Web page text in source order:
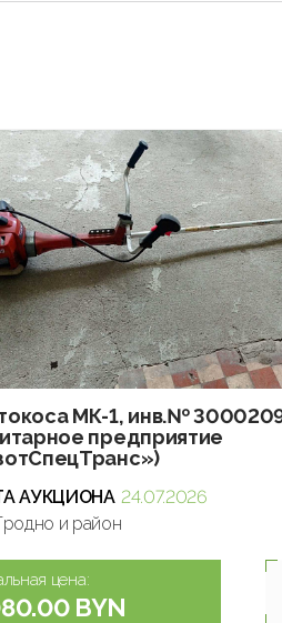
МК-1, инв.№
предприятие
АУКЦИОНА 24.07.2026
и район
цена:
BYN